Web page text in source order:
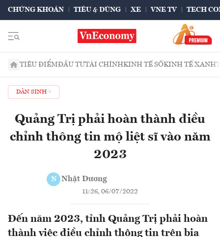
CHỨNG KHOÁN TIÊU & DÙNG XE VNE TV TECH
TIÊU ĐIỂMĐẦU TƯTÀI CHÍNHKINH TẾ SỐKINH TẾ XANH
DÂN SINH
Quảng Trị phải hoàn thành điều
chỉnh thông tin mộ liệt sĩ vào năm
2023
N Nhật Dương
11:26, 06/07/2022
Đến năm 2023, tỉnh Quảng Trị phải hoàn
thành việc điều chỉnh thông tin trên bia